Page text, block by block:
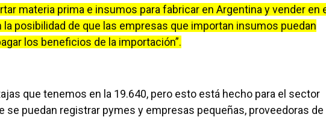
materia prima e insumos para fabricar en Argentina y vender en
posibilidad de que las empresas que importan insumos puedan
los beneficios de la importación”.
que tenemos en la 19.640, pero esto está hecho para el sector
puedan registrar pymes y empresas pequeñas, proveedoras de